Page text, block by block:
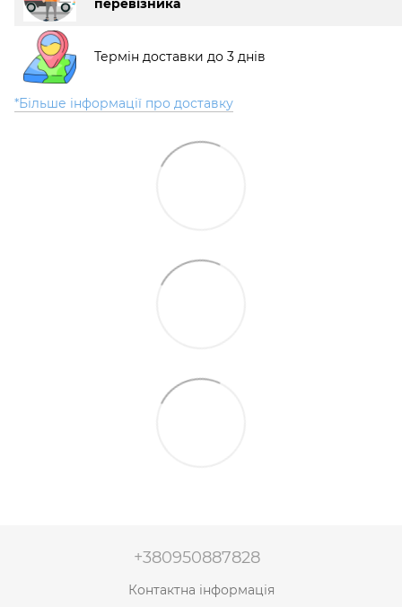
Термін доставки до 3 днів
*Більше інформації про доставку
+380950887828
Контактна інформація